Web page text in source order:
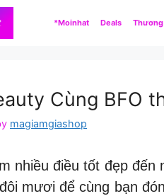
*Moinhat Deals
Cùng BFO
magiamgiashop
nhiều điều tốt đẹp đến
mươi để cùng bạn